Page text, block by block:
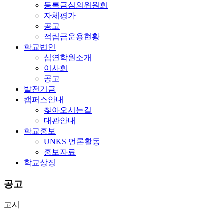
등록금심의위원회
자체평가
공고
적립금운용현황
학교법인
심연학원소개
이사회
공고
발전기금
캠퍼스안내
찾아오시는길
대관안내
학교홍보
UNKS 언론활동
홍보자료
학교상징
공고
고시